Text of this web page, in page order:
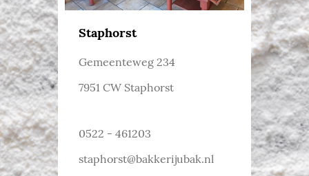
Staphorst
Gemeenteweg 234
7951 CW Staphorst
0522 - 461203
staphorst@bakkerijubak.nl